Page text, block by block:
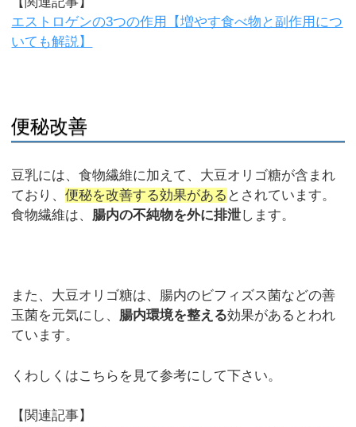
エストロゲンの3つの作用【増やす食べ物と副作用につ
いても解説】
便秘改善
豆乳には、食物繊維に加えて、大豆オリゴ糖が含まれ
ており、便秘を改善する効果がある とされています。
食物繊維は、 腸内の不純物を外に排泄します。
また、大豆オリゴ糖は、腸内のビフィズス菌などの善
玉菌を元気にし、 腸内環境を整える効果があるとわれ
ています。
くわしくはこちらを見て参考にして下さい。
【関連記事】